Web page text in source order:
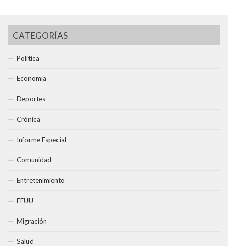
CATEGORÍAS
Política
Economía
Deportes
Crónica
Informe Especial
Comunidad
Entretenimiento
EEUU
Migración
Salud